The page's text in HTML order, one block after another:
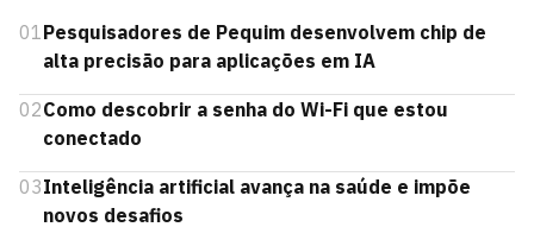
01Pesquisadores de Pequim desenvolvem chip de
alta precisão para aplicações em IA
02Como descobrir a senha do Wi-Fi que estou
conectado
03Inteligência artificial avança na saúde e impõe
novos desafios